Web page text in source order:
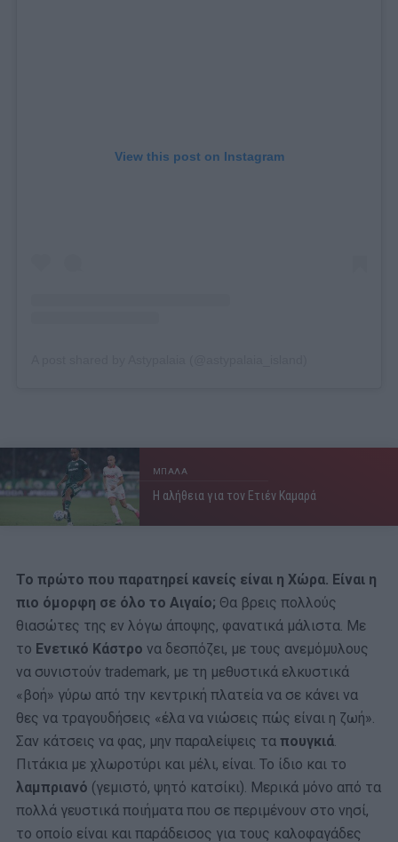
View this post on Instagram
ΜΠΑΛΑ
Η αλήθεια για τον Ετιέν Καμαρά
Το πρώτο που παρατηρεί κανείς είναι η Χώρα. Είναι η
πιο όμορφη σε όλο το Αιγαίο; Θα βρεις πολλούς
θιασώτες της εν λόγω άποψης, φανατικά μάλιστα. Με
το Ενετικό Κάστρο να δεσπόζει, με τους ανεμόμυλους
να συνιστούν trademark, με τη μεθυστικά ελκυστικά
«βοή» γύρω από την κεντρική πλατεία να σε κάνει να
θες να τραγουδήσεις «έλα να νιώσεις πώς είναι η ζωή».
Σαν κάτσεις να φας, μην παραλείψεις τα πουγκιά.
Πιτάκια με χλωροτύρι και μέλι, είναι. Το ίδιο και το
λαμπριανό (γεμιστό, ψητό κατσίκι). Μερικά μόνο από τα
πολλά γευστικά ποιήματα που σε περιμένουν στο νησί,
το οποίο είναι και παράδεισος για τους καλοφαγάδες